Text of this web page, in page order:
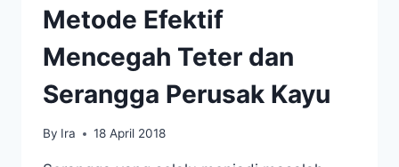
Metode Efektif
Mencegah Teter dan
Serangga Perusak Kayu
By Ira 18 April 2018